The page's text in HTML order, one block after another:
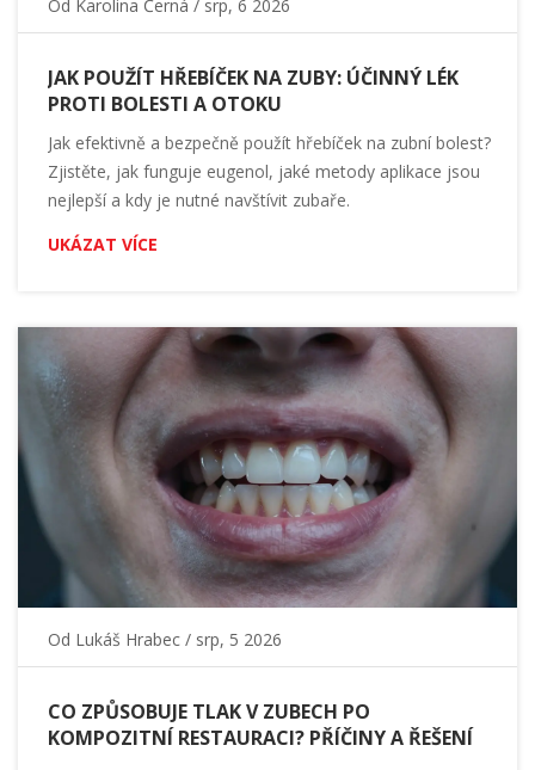
Od Karolina Černá / srp, 6 2026
JAK POUŽÍT HŘEBÍČEK NA ZUBY: ÚČINNÝ LÉK
PROTI BOLESTI A OTOKU
Jak efektivně a bezpečně použít hřebíček na zubní bolest?
Zjistěte, jak funguje eugenol, jaké metody aplikace jsou
nejlepší a kdy je nutné navštívit zubaře.
UKÁZAT VÍCE
Od Lukáš Hrabec / srp, 5 2026
CO ZPŮSOBUJE TLAK V ZUBECH PO
KOMPOZITNÍ RESTAURACI? PŘÍČINY A ŘEŠENÍ